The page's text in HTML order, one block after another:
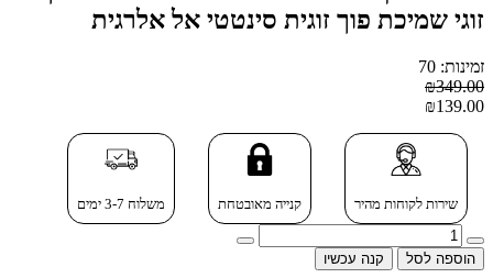
זוגי שמיכת פוך זוגית סינטטי אל אלרגית
זמינות: 70
₪349.00
₪139.00
שירות לקוחות מהיר קנייה מאובטחת משלוח 3-7 ימים
הוספה לסל קנה עכשיו